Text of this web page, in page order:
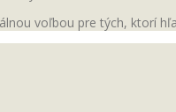
voľbou pre tých, ktorí